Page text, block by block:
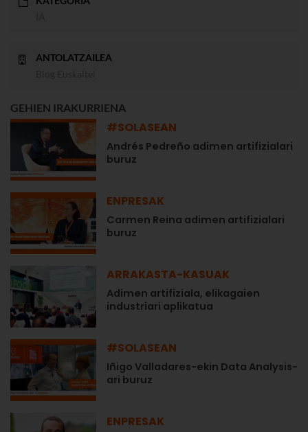
ANTOLATZAILEA
GEHIEN IRAKURRIENA
#SOLASEAN
Andrés Pedreño adimen artifizialari
buruz
ENPRESAK
Carmen Reina adimen artifizialari
buruz
ARRAKASTA-KASUAK
Adimen artifiziala, elikagaien
industriari aplikatua
#SOLASEAN
Iñigo Valladares-ekin Data Analysis-
ari buruz
ENPRESAK